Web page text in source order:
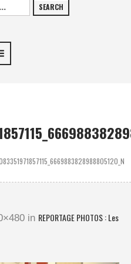
SEARCH
in REPORTAGE PHOTOS : Les